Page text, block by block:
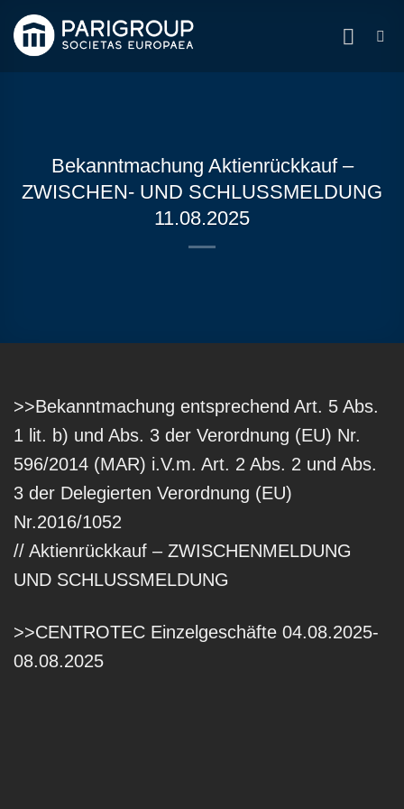
Inhalt
springen
Bekanntmachung Aktienrückkauf –
ZWISCHEN- UND SCHLUSSMELDUNG
11.08.2025
>>Bekanntmachung entsprechend Art. 5 Abs.
1 lit. b) und Abs. 3 der Verordnung (EU) Nr.
596/2014 (MAR) i.V.m. Art. 2 Abs. 2 und Abs.
3 der Delegierten Verordnung (EU)
Nr.2016/1052
// Aktienrückkauf – ZWISCHENMELDUNG
UND SCHLUSSMELDUNG
>>CENTROTEC Einzelgeschäfte 04.08.2025-
08.08.2025